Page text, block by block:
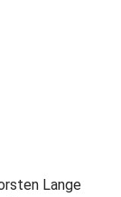
Lange